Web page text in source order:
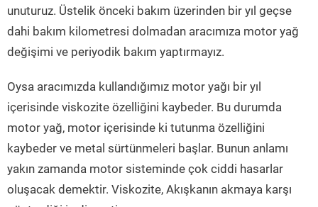
unuturuz. Üstelik önceki bakım üzerinden bir yıl geçse
dahi bakım kilometresi dolmadan aracımıza motor yağ
değişimi ve periyodik bakım yaptırmayız.
Oysa aracımızda kullandığımız motor yağı bir yıl
içerisinde viskozite özelliğini kaybeder. Bu durumda
motor yağ, motor içerisinde ki tutunma özelliğini
kaybeder ve metal sürtünmeleri başlar. Bunun anlamı
yakın zamanda motor sisteminde çok ciddi hasarlar
oluşacak demektir. Viskozite, Akışkanın akmaya karşı